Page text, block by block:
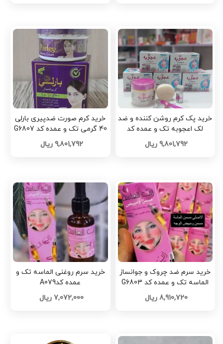
خرید پک کرم روشن کننده و ضد
لک اعجوبه تک و عمده کد
G6809
9,801,792 ریال
خرید کرم صورت ضدپیری بارلی
40 گرمی تک و عمده کد G6807
9,801,792 ریال
خرید سرم ضد چروک و جوانساز
الماسه تک و عمده کد G6803
8,910,720 ریال
خرید سرم روغنی الماسه تک و
عمده کدA079
7,072,000 ریال